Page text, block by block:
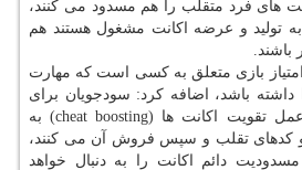
های فرد متقلب را هم مسدود می کنند،
تولید و عرضه اکانت مشغول هستند هم
باشند.
بازی متعلق به کسی است که مهارت
باشد، اضافه کرد: سودجویان برای
کسب درآمد مبادرت به عمل تقویت اکانت ها (cheat boosting) به
و کدهای تقلب و سپس فروش آن می کنند،
دائم اکانت را به دنبال خواهد